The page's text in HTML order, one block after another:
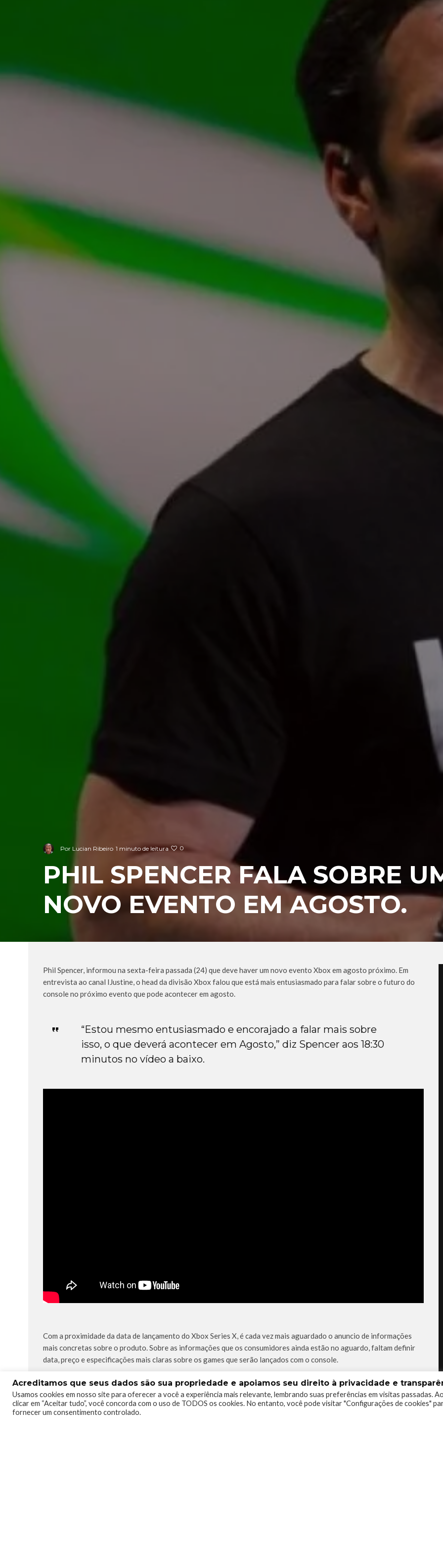
Por Lucian Ribeiro 1 minuto de leitura 0
PHIL SPENCER FALA SOBRE
NOVO EVENTO EM AGOSTO.
Phil Spencer, informou na sexta-feira passada (24) que deve haver um novo evento Xbox em agosto próximo. Em
entrevista ao canal IJustine, o head da divisão Xbox falou que está mais entusiasmado para falar sobre o futuro do
console no próximo evento que pode acontecer em agosto.
“Estou mesmo entusiasmado e encorajado a falar mais sobre
isso, o que deverá acontecer em Agosto,” diz Spencer aos 18:30
minutos no vídeo a baixo.
Com a proximidade da data de lançamento do Xbox Series X, é cada vez mais aguardado o anuncio de informações
mais concretas sobre o produto. Sobre as informações que os consumidores ainda estão no aguardo, faltam definir
data, preço e especificações mais claras sobre os games que serão lançados com o console.
Acreditamos que seus dados são sua propriedade e apoiamos seu direito à privacidade e
Usamos cookies em nosso site para oferecer a você a experiência mais relevante, lembrando suas preferências em visitas passadas.
clicar em “Aceitar tudo”, você concorda com o uso de TODOS os cookies. No entanto, você pode visitar "Configurações de cookies"
fornecer um consentimento controlado.